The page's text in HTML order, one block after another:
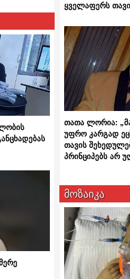
ყველაფერს
თათა ლორია:
უფრო კარგად
თავის
პრინციპებს არ
მოზაიკა